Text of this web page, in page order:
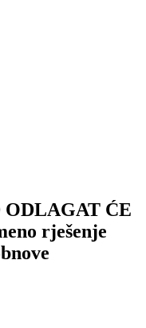
ĆE
rješenje